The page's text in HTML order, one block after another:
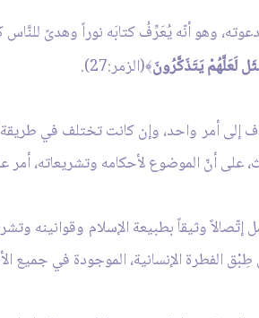
وهو أنّه يُعَرِّفُ كتابَه نوراً وهدىً للنَّاس
لَعَلَّهُمْ يَتَذَكَّرُونَ﴾(الزمر:27).
إلى أمر واحد، وإن كانت تختلف في
على أنّ الموضوع لأحكامه وتشريعاته، أمر
إتّصالاً وثيقاً بطبيعة الإسلام وقوانينه
الفطرة الإنسانية، الموجودة في